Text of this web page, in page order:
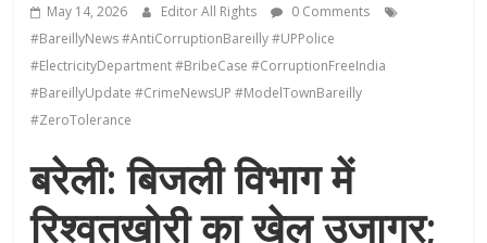
May 14, 2026 Editor All Rights
0 Comments
#BareillyNews #AntiCorruptionBareilly #UPPolice
#ElectricityDepartment #BribeCase #CorruptionFreeIndia
#BareillyUpdate #CrimeNewsUP #ModelTownBareilly
#ZeroTolerance
बरेली: बिजली विभाग में
रिश्वतखोरी का खेल उजागर;